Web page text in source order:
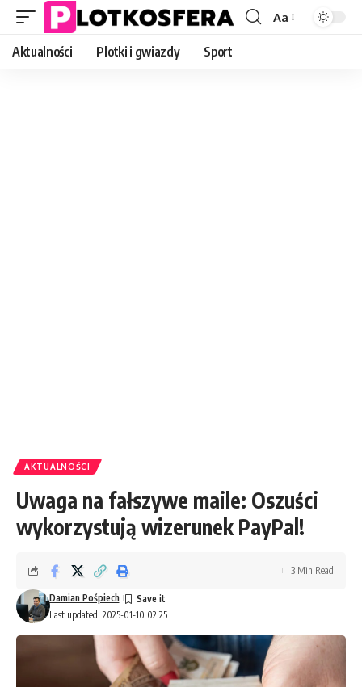
Font
Aa
Aktualności Plotki i gwiazdy Sport
AKTUALNOŚCI
Uwaga na fałszywe maile: Oszuści
wykorzystują wizerunek PayPal!
Last updated: 2025-01-10 02:25
Damian Pośpiech
3 Min Read